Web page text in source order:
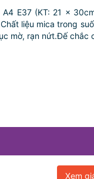
E37 (KT: 21 x
liệu mica trong
mờ, rạn nứt.Đế chắc
Xem